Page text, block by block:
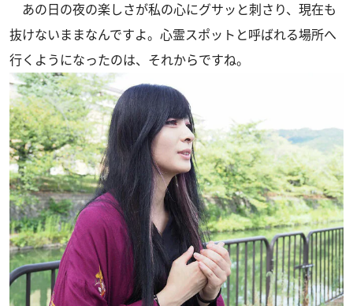
あの日の夜の楽しさが私の心にグサッと刺さり、現在も
抜けないままなんですよ。心霊スポットと呼ばれる場所へ
行くようになったのは、それからですね。